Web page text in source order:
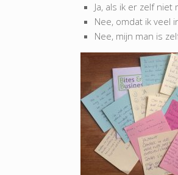
Ja, als ik er zelf
Nee, omdat ik veel
Nee, mijn man is